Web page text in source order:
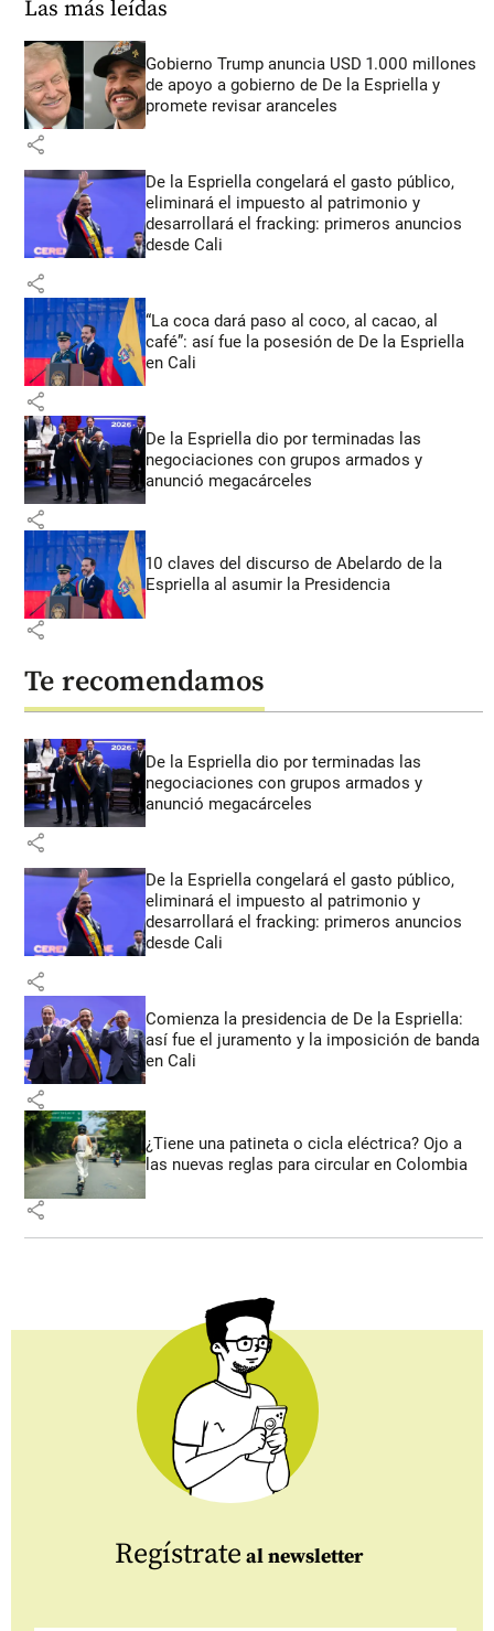
Las más leídas
Gobierno Trump anuncia USD 1.000 millones
de apoyo a gobierno de De la Espriella y
promete revisar aranceles
share
De la Espriella congelará el gasto público,
eliminará el impuesto al patrimonio y
desarrollará el fracking: primeros anuncios
desde Cali
share
“La coca dará paso al coco, al cacao, al
café”: así fue la posesión de De la Espriella
en Cali
share
De la Espriella dio por terminadas las
negociaciones con grupos armados y
anunció megacárceles
share
10 claves del discurso de Abelardo de la
Espriella al asumir la Presidencia
share
Te recomendamos
De la Espriella dio por terminadas las
negociaciones con grupos armados y
anunció megacárceles
share
De la Espriella congelará el gasto público,
eliminará el impuesto al patrimonio y
desarrollará el fracking: primeros anuncios
desde Cali
share
Comienza la presidencia de De la Espriella:
así fue el juramento y la imposición de banda
en Cali
share
¿Tiene una patineta o cicla eléctrica? Ojo a
las nuevas reglas para circular en Colombia
share
Regístrate al newsletter